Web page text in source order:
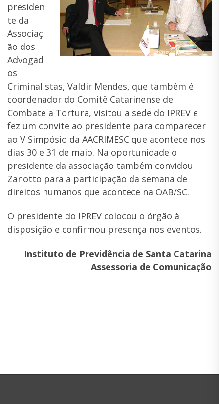
presiden
te da
Associaç
ão dos
Advogad
os
Criminalistas, Valdir Mendes, que também é
coordenador do Comitê Catarinense de
Combate a Tortura, visitou a sede do IPREV e
fez um convite ao presidente para comparecer
ao V Simpósio da AACRIMESC que acontece nos
dias 30 e 31 de maio. Na oportunidade o
presidente da associação também convidou
Zanotto para a participação da semana de
direitos humanos que acontece na OAB/SC.
O presidente do IPREV colocou o órgão à
disposição e confirmou presença nos eventos.
Instituto de Previdência de Santa Catarina
Assessoria de Comunicação